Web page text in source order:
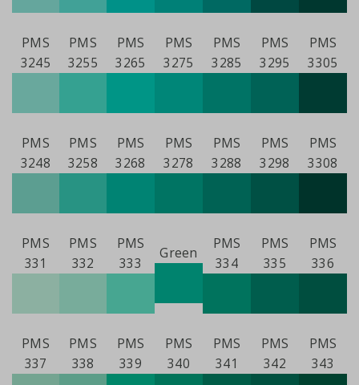
PMS
3245
PMS
3255
PMS
3265
PMS
3275
PMS
3285
PMS
3295
PMS
3305
PMS
3248
PMS
3258
PMS
3268
PMS
3278
PMS
3288
PMS
3298
PMS
3308
PMS
331
PMS
332
PMS
333
Green
PMS
334
PMS
335
PMS
336
PMS
337
PMS
338
PMS
339
PMS
340
PMS
341
PMS
342
PMS
343